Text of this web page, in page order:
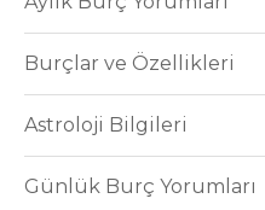
Burçlar ve Özellikleri
Astroloji Bilgileri
Günlük Burç Yorumları